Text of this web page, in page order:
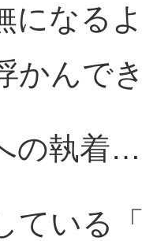
になる
かんで
の執着…
ている